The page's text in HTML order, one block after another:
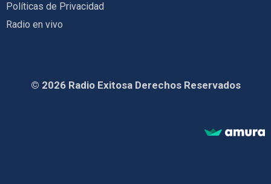
Políticas de Privacidad
Radio en vivo
© 2026 Radio Exitosa Derechos Reservados